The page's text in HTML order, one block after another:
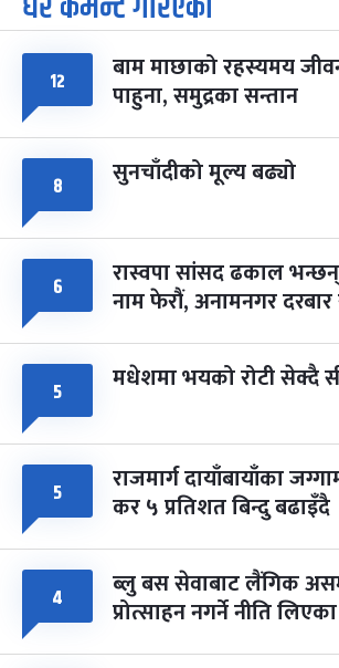
आइत चैत्र ७, २०८३-Mar 21, 2027
८ फागुपूर्णिमा
चैत्र ८, २०८३-Mar 22, 2027
१२ बाम माछाको रहस्यमय
पाहुना, समुद्रका सन्तान
८ सुनचाँदीको मूल्य बढ्यो
६ रास्वपा सांसद ढकाल
नाम फेरौं, अनामनगर दरबार
५ मधेशमा भयको रोटी सेक्दै
५ राजमार्ग दायाँबायाँका
कर ५ प्रतिशत बिन्दु बढाइँदै
४ ब्लु बस सेवाबाट लैंगिक
प्रोत्साहन नगर्ने नीति लिएका